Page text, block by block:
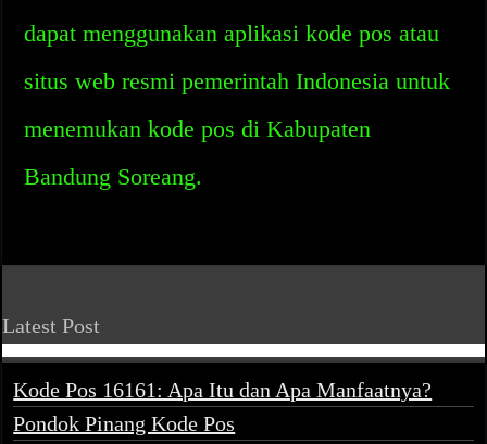
dapat menggunakan aplikasi kode pos atau
situs web resmi pemerintah Indonesia untuk
menemukan kode pos di Kabupaten
Bandung Soreang.
Latest Post
Kode Pos 16161: Apa Itu dan Apa Manfaatnya?
Pondok Pinang Kode Pos